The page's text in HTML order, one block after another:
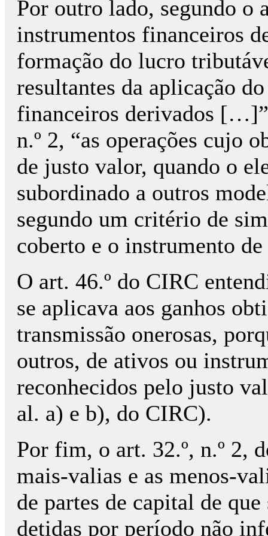
Por outro lado, segundo o
instrumentos financeiros
formação do lucro
resultantes da aplicação
financeiros derivados
n.º 2, “as operações cujo
de justo valor, quando o
subordinado a outros
segundo um critério de
coberto e o instrumento
O art. 46.º do CIRC
se aplicava aos ganhos
transmissão onerosas,
outros, de ativos ou
reconhecidos pelo justo
al. a) e b), do CIRC).
Por fim, o art. 32.º, n.º 2,
mais-valias e as menos-
de partes de capital de
detidas por período não